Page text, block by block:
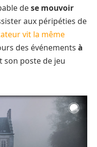
dese mouvoir
aux péripéties de
vit la même
des événements à
son poste de jeu